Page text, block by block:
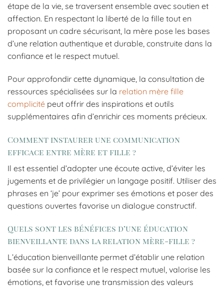
étape de la vie, se traversent ensemble avec soutien et
affection. En respectant la liberté de la fille tout en
proposant un cadre sécurisant, la mère pose les bases
d’une relation authentique et durable, construite dans la
confiance et le respect mutuel.
Pour approfondir cette dynamique, la consultation de
ressources spécialisées sur la relation mère fille
complicité peut offrir des inspirations et outils
supplémentaires afin d’enrichir ces moments précieux.
Comment instaurer une communication
efficace entre mère et fille ?
Il est essentiel d’adopter une écoute active, d’éviter les
jugements et de privilégier un langage positif. Utiliser des
phrases en ‘je’ pour exprimer ses émotions et poser des
questions ouvertes favorise un dialogue constructif.
Quels sont les bénéfices d’une éducation
bienveillante dans la relation mère-fille ?
L’éducation bienveillante permet d’établir une relation
basée sur la confiance et le respect mutuel, valorise les
émotions, et favorise une transmission des valeurs